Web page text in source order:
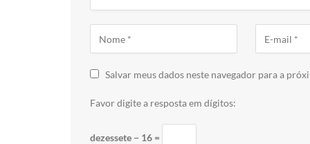
Salvar meus dados neste navegador para a
Favor digite a resposta em dígitos:
dezessete − 16 =